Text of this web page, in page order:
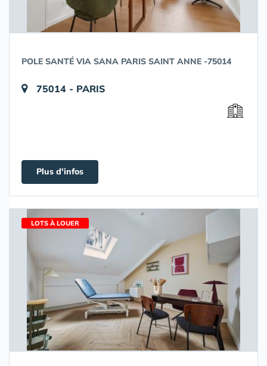
POLE SANTÉ VIA SANA PARIS SAINT ANNE -75014
75014 - PARIS
Plus d'infos
LOTS À LOUER